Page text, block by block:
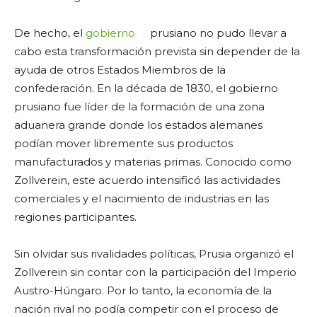
De hecho, el gobierno
prusiano no pudo llevar a
cabo esta transformación prevista sin depender de la
ayuda de otros Estados Miembros de la
confederación. En la década de 1830, el gobierno
prusiano fue líder de la formación de una zona
aduanera grande donde los estados alemanes
podían mover libremente sus productos
manufacturados y materias primas. Conocido como
Zollverein, este acuerdo intensificó las actividades
comerciales y el nacimiento de industrias en las
regiones participantes.
Sin olvidar sus rivalidades políticas, Prusia organizó el
Zollverein sin contar con la participación del Imperio
Austro-Húngaro. Por lo tanto, la economía de la
nación rival no podía competir con el proceso de